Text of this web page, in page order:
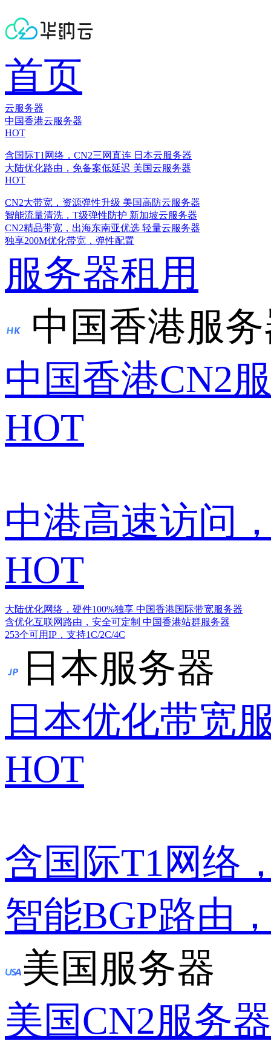
首页
云服务器
中国香港云服务器
HOT
含国际T1网络，CN2三网直连 日本云服务器
大陆优化路由，免备案低延迟 美国云服务器
HOT
CN2大带宽，资源弹性升级 美国高防云服务器
智能流量清洗，T级弹性防护 新加坡云服务器
CN2精品带宽，出海东南亚优选 轻量云服务器
独享200M优化带宽，弹性配置
服务器租用
中国香港服
中国香港CN2
HOT
中港高速访问
HOT
大陆优化网络，硬件100%独享 中国香港国际带宽服务器
含优化互联网路由，安全可定制 中国香港站群服务器
253个可用IP，支持1C/2C/4C
日本服务器
日本优化带宽
HOT
含国际T1网络
智能BGP路由
美国服务器
美国CN2服务器